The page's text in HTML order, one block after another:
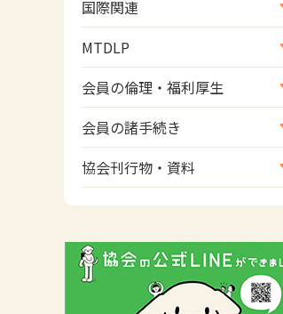
地域社会振興部地域事業支援
課【地域包括ケア推進班】
地域社会振興部地域事業支援
課【運転と地域移動推進班】
スポーツ振興関連
災害対策関連
国際関連
国際関連
WFOT等海外関連情報
MTDLP
MTDLP室
会員の倫理・福利厚生
会員向け団体保険のご案内
女性相談窓口
倫理関連情報
会員の諸手続き
会員の諸手続き
協会刊行物・資料
広報活動について